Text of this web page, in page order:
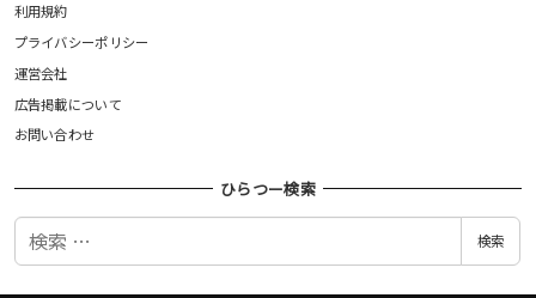
利用規約
プライバシーポリシー
運営会社
広告掲載について
お問い合わせ
ひらつー検索
検
検索